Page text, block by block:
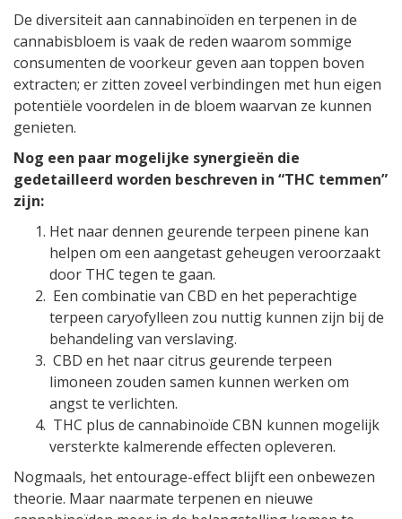
De diversiteit aan cannabinoïden en terpenen in de
cannabisbloem is vaak de reden waarom sommige
consumenten de voorkeur geven aan toppen boven
extracten; er zitten zoveel verbindingen met hun eigen
potentiële voordelen in de bloem waarvan ze kunnen
genieten.
Nog een paar mogelijke synergieën die
gedetailleerd worden beschreven in “THC temmen”
zijn:
Het naar dennen geurende terpeen pinene kan
helpen om een aangetast geheugen veroorzaakt
door THC tegen te gaan.
Een combinatie van CBD en het peperachtige
terpeen caryofylleen zou nuttig kunnen zijn bij de
behandeling van verslaving.
CBD en het naar citrus geurende terpeen
limoneen zouden samen kunnen werken om
angst te verlichten.
THC plus de cannabinoïde CBN kunnen mogelijk
versterkte kalmerende effecten opleveren.
Nogmaals, het entourage-effect blijft een onbewezen
theorie. Maar naarmate terpenen en nieuwe